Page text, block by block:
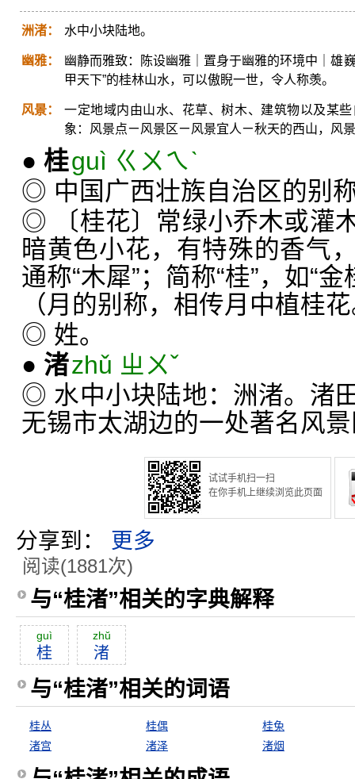
洲渚： 水中小块陆地。
幽雅：
幽静而雅致：陈设幽雅｜置身于幽雅的环境中｜雄
甲天下”的桂林山水，可以傲睨一世，令人称羡。
风景：
一定地域内由山水、花草、树木、建筑物以及某
象：风景点ㄧ风景区ㄧ风景宜人ㄧ秋天的西山，风
● 桂guì ㄍㄨㄟˋ
◎ 中国广西壮族自治区的别
◎ 〔桂花〕常绿小乔木或灌
暗黄色小花，有特殊的香气
通称“木犀”；简称“桂”，如“金
（月的别称，相传月中植桂
◎ 姓。
● 渚zhǔ ㄓㄨˇ
◎ 水中小块陆地：洲渚。渚
无锡市太湖边的一处著名风
试试手机扫一扫
在你手机上继续浏览此页面
分享到： 更多
阅读(1881次)
与“桂渚”相关的字典解释
guì
桂
zhŭ
渚
与“桂渚”相关的词语
桂丛 桂偶
桂兔
渚宫
渚泽 渚烟